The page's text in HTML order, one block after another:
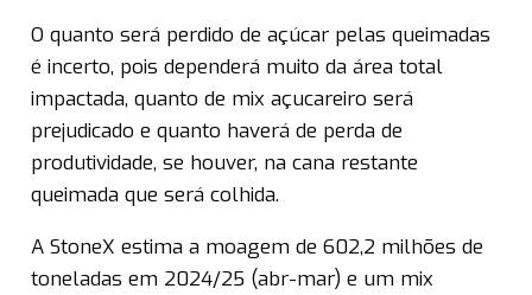
O quanto será perdido de açúcar pelas queimadas
é incerto, pois dependerá muito da área total
impactada, quanto de mix açucareiro será
prejudicado e quanto haverá de perda de
produtividade, se houver, na cana restante
queimada que será colhida.
A StoneX estima a moagem de 602,2 milhões de
toneladas em 2024/25 (abr-mar) e um mix